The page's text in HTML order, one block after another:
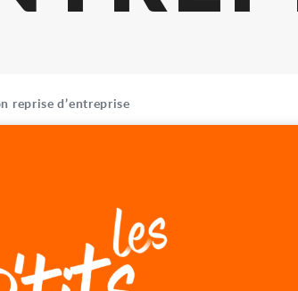
reprise d’entreprise